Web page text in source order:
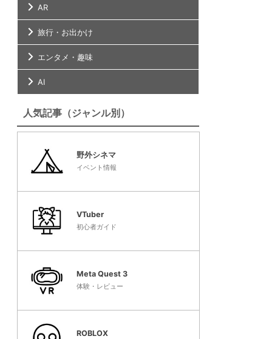
AR
旅行・お出かけ
エンタメ・趣味
AI
人気記事（ジャンル別）
野外シネマ
イベント情報
VTuber
初心者ガイド
Meta Quest 3
体験・レビュー
ROBLOX